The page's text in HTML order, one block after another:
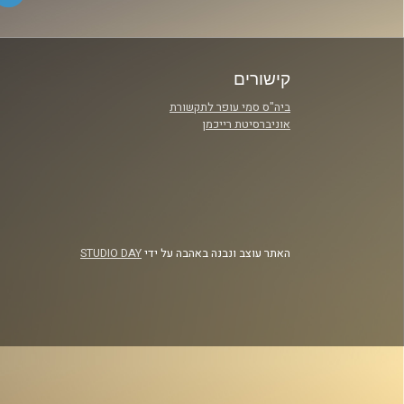
קישורים
ביה"ס סמי עופר לתקשורת
אוניברסיטת רייכמן
האתר עוצב ונבנה באהבה על ידיSTUDIO DAY